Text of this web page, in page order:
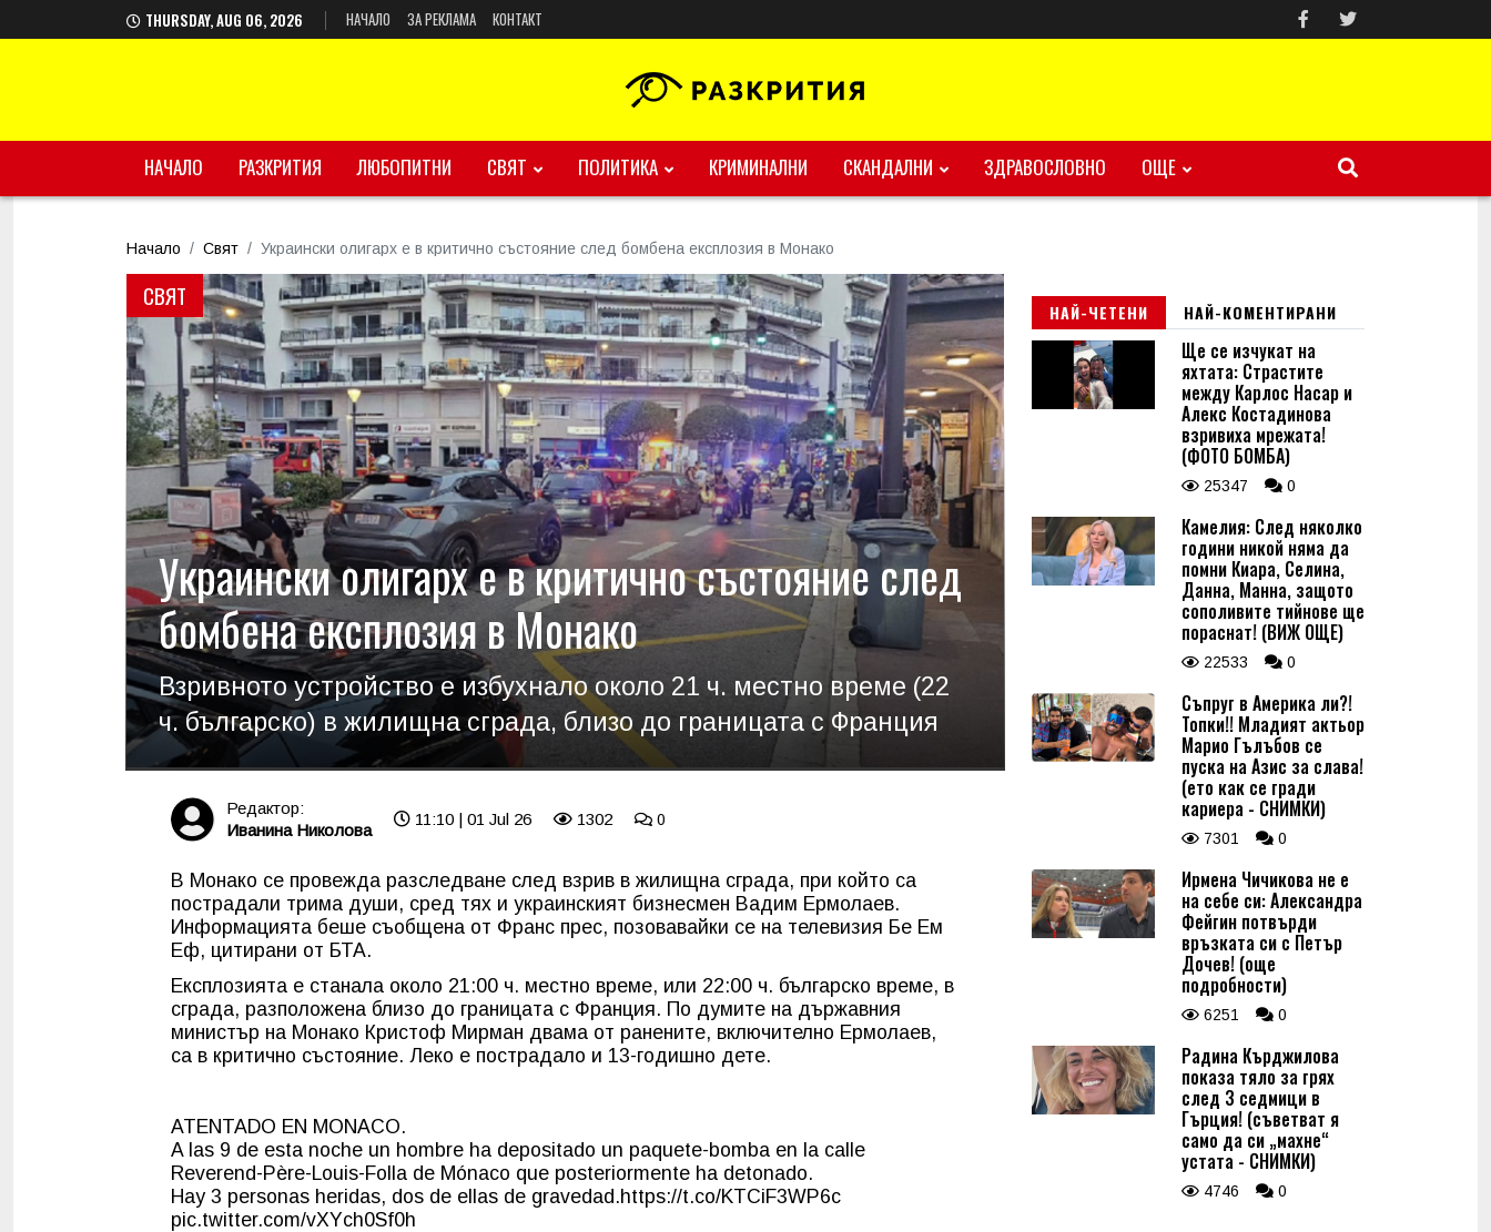
THURSDAY, AUG 06, 2026 НАЧАЛО ЗА РЕКЛАМА КОНТАКТ
НАЧАЛО РАЗКРИТИЯ ЛЮБОПИТНИ СВЯТ ПОЛИТИКА КРИМИНАЛНИ СКАНДАЛНИ ЗДРАВОСЛОВНО ОЩЕ
Начало Свят Украински олигарх е в критично състояние след бомбена експлозия в Монако
СВЯТ
Украински олигарх е в критично състояние след
бомбена експлозия в Монако
Взривното устройство е избухнало около 21 ч. местно време (22
ч. българско) в жилищна сграда, близо до границата с Франция
Редактор:
Иванина Николова
11:10 | 01 Jul 26 1302 0
В Монако се провежда разследване след взрив в жилищна сграда, при който са
пострадали трима души, сред тях и украинският бизнесмен Вадим Ермолаев.
Информацията беше съобщена от Франс прес, позовавайки се на телевизия Бе Ем
Еф, цитирани от БТА.
Експлозията е станала около 21:00 ч. местно време, или 22:00 ч. българско време, в
сграда, разположена близо до границата с Франция. По думите на държавния
министър на Монако Кристоф Мирман двама от ранените, включително Ермолаев,
са в критично състояние. Леко е пострадало и 13-годишно дете.
ATENTADO EN MONACO.
A las 9 de esta noche un hombre ha depositado un paquete-bomba en la calle
Reverend-Père-Louis-Folla de Mónaco que posteriormente ha detonado.
Hay 3 personas heridas, dos de ellas de gravedad.https://t.co/KTCiF3WP6c
pic.twitter.com/vXYch0Sf0h
НАЙ-ЧЕТЕНИ НАЙ-КОМЕНТИРАНИ
Ще се изчукат на
яхтата: Страстите
между Карлос Насар и
Алекс Костадинова
взривиха мрежата!
(ФОТО БОМБА)
25347 0
Камелия: След няколко
години никой няма да
помни Киара, Селина,
Данна, Манна, защото
сополивите тийнове ще
пораснат! (ВИЖ ОЩЕ)
22533 0
Съпруг в Америка ли?!
Топки!! Младият актьор
Марио Гълъбов се
пуска на Азис за слава!
(ето как се гради
кариера - СНИМКИ)
7301 0
Ирмена Чичикова не е
на себе си: Александра
Фейгин потвърди
връзката си с Петър
Дочев! (още
подробности)
6251 0
Радина Кърджилова
показа тяло за грях
след 3 седмици в
Гърция! (съветват я
само да си „махне“
устата - СНИМКИ)
4746 0